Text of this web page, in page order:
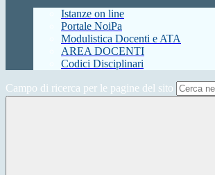
Istanze on line
Portale NoiPa
Modulistica Docenti e ATA
AREA DOCENTI
Codici Disciplinari
Campo di ricerca per le pagine del sito